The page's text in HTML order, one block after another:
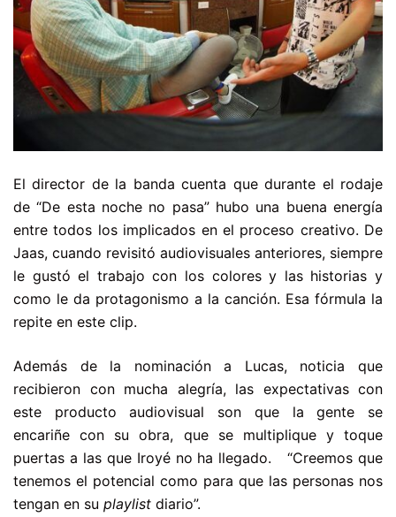
El director de la banda cuenta que durante el rodaje
de “De esta noche no pasa” hubo una buena energía
entre todos los implicados en el proceso creativo. De
Jaas, cuando revisitó audiovisuales anteriores, siempre
le gustó el trabajo con los colores y las historias y
como le da protagonismo a la canción. Esa fórmula la
repite en este clip.
Además de la nominación a Lucas, noticia que
recibieron con mucha alegría, las expectativas con
este producto audiovisual son que la gente se
encariñe con su obra, que se multiplique y toque
puertas a las que Iroyé no ha llegado. “Creemos que
tenemos el potencial como para que las personas nos
tengan en su playlist diario”.